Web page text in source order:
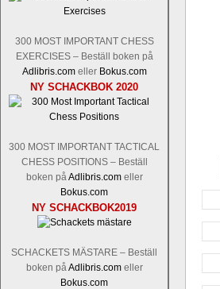
300 MOST IMPORTANT CHESS
EXERCISES – Beställ boken på
Adlibris.comeller Bokus.com
NY SCHACKBOK 2020
300 MOST IMPORTANT TACTICAL
CHESS POSITIONS – Beställ
boken påAdlibris.comeller
Bokus.com
NY SCHACKBOK2019
SCHACKETS MÄSTARE – Beställ
boken påAdlibris.comeller
Bokus.com